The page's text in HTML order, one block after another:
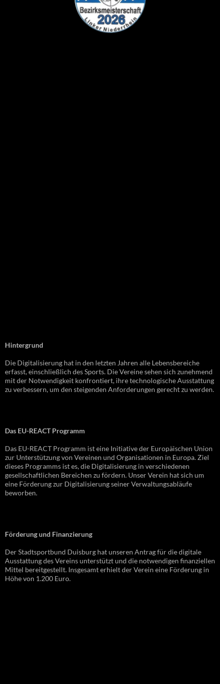
Hintergrund
Die Digitalisierung hat in den letzten Jahren alle Lebensbereiche
erfasst, einschließlich des Sports. Die Vereine sehen sich zunehmend
mit der Notwendigkeit konfrontiert, ihre technologische Ausstattung
zu verbessern, um den steigenden Anforderungen gerecht zu werden.
Das EU-REACT Programm
Das EU-REACT Programm ist eine Initiative der Europäischen Union
zur Unterstützung von Vereinen und Organisationen in Europa. Ziel
dieses Programms ist es, die Digitalisierung in verschiedenen
gesellschaftlichen Bereichen zu fördern. Unser Verein hat sich um
eine Förderung zur Digitalisierung seiner Verwaltungsabläufe
beworben.
Förderung und Finanzierung
Der Stadtsportbund Duisburg hat unseren Antrag für die digitale
Ausstattung des Vereins unterstützt und die notwendigen finanziellen
Mittel bereitgestellt. Insgesamt erhielt der Verein eine Förderung in
Höhe von 1.200 Euro.